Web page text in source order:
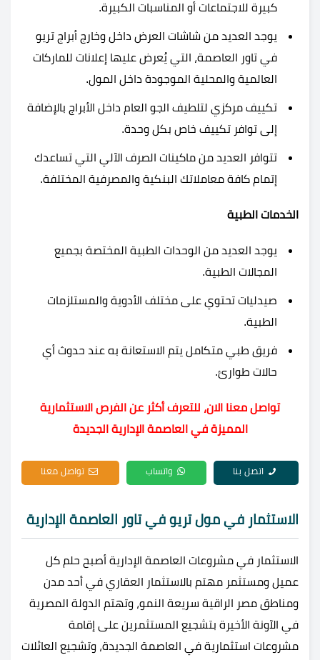
كبيرة للاجتماعات أو المناسبات الكبيرة.
يوجد العديد من شاشات العرض داخل وخارج أبراج تريو
في تاور العاصمة، التي يُعرض عليها إعلانات للماركات
العالمية والمحلية الموجودة داخل المول.
تكييف مركزي لتلطيف الجو العام داخل الأبراج بالإضافة
إلى توافر تكييف خاص بكل وحدة.
تتوافر العديد من ماكينات الصرف الآلي التي تساعدك
إتمام كافة معاملاتك البنكية والمصرفية المختلفة.
الخدمات الطبية
يوجد العديد من الوحدات الطبية المختصة بجميع
المجالات الطبية.
صيدليات تحتوي على مختلف الأدوية والمستلزمات
الطبية.
فريق طبي متكامل يتم الاستعانة به عند حدوث أي
حالات طوارئ.
تواصل معنا الان، للتعرف أكثر عن الفرص الاستثمارية
المميزة في العاصمة الإدارية الجديدة
اتصل بنا واتساب تواصل معنا
الاستثمار في مول تريو في تاور العاصمة الإدارية
الاستثمار في مشروعات العاصمة الإدارية أصبح حلم كل
عميل ومستثمر مهتم بالاستثمار العقاري في أحد مدن
ومناطق مصر الراقية سريعة النمو، وتهتم الدولة المصرية
في الآونة الأخيرة بتشجيع المستثمرين على إقامة
مشروعات استثمارية في العاصمة الجديدة، وتشجيع العائلات